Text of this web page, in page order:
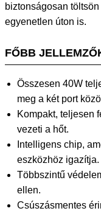
biztonságosan
egyenetlen úton is.
FŐBB
Összesen 40W
meg a két port
Kompakt, teljesen
vezeti a hőt.
Intelligens chip,
eszközhöz igazítja.
Többszintű
ellen.
Csúszásmentes